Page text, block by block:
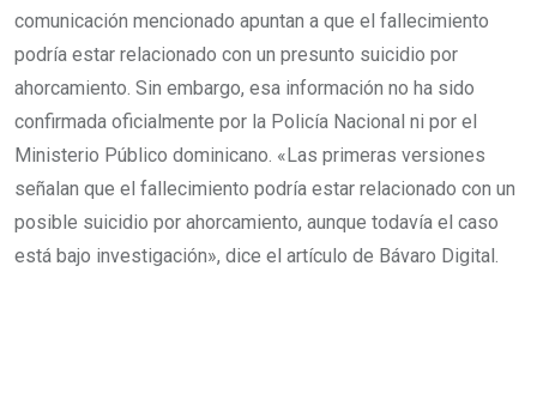
comunicación mencionado apuntan a que el fallecimiento
podría estar relacionado con un presunto suicidio por
ahorcamiento. Sin embargo, esa información no ha sido
confirmada oficialmente por la Policía Nacional ni por el
Ministerio Público dominicano. «Las primeras versiones
señalan que el fallecimiento podría estar relacionado con un
posible suicidio por ahorcamiento, aunque todavía el caso
está bajo investigación», dice el artículo de Bávaro Digital.